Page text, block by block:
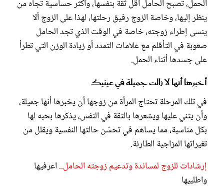
الحمل، تصبح الحامل أقل ثقة بنفسها، وأكثر حساسية تجاه من
ينظر إليها، وخاصة الزوج رفيق رحلتها، لهذا على الزوج ألا
ينسى إطراء زوجته، خاصة في الوقت الذي تجد الحامل
صعوبة في التأقلم مع علامات التمدد أو زيادة الوزن التي تطرأ
على جسدها أثناء الحمل.
أخبرها أنها لا زالت جميلة في عينيك
في تلك المرحلة تحتاج المرأة من زوجها أن يخبرها أنها جميلة،
وأن يثني عليها ويشعرها بالثقة في النفس، يذكرها بحبه لها
بكل مناسبة، مما يساهم في تحسّن حالتها النفسية ويقلل من
تغيراتها المزاجية الطارئة.
إرشادات للزوج لمساندة وتدعيم زوجته الحامل.. اعرفيها
واطلبيها